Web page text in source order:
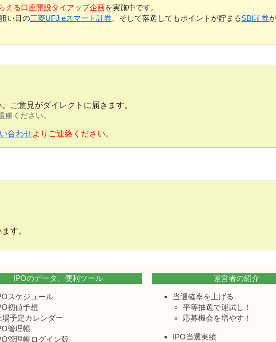
える口座開設タイアップ企画を実施中です。
い目の三菱UFJ eスマート証券 、そして落選してもポイントが貯まるSBI証券
ご意見がダイレクトに届きます。
ください。
合わせよりご連絡ください。
す。
IPOのデータ、便利ツール
スケジュール
初値予想
場予定カレンダー
管理帳
管理帳ログイン版
運営者の紹介
当選確率を上げる
平等抽選で運試し！
応募機会を増やす！
IPO当選実績